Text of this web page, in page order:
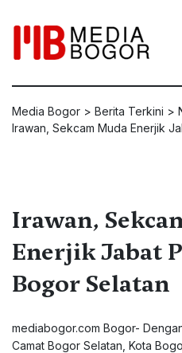
Media Bogor > Berita Terkini >
Irawan, Sekcam Muda Enerjik
Irawan,
Enerjik Jabat
Bogor Selatan
mediabogor.com Bogor-
Camat Bogor Selatan, Kota